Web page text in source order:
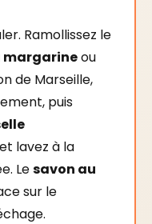
Ramollissez le
margarineou
de Marseille,
puis
lavez à la
Lesavon au
sur le